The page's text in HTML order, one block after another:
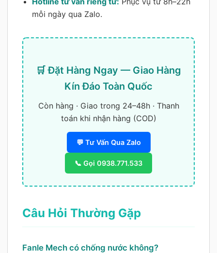
mỗi ngày qua Zalo.
🛒 Đặt Hàng Ngay — Giao Hàng
Kín Đáo Toàn Quốc
Còn hàng · Giao trong 24–48h · Thanh
toán khi nhận hàng (COD)
💬 Tư Vấn Qua Zalo
📞 Gọi 0938.771.533
Câu Hỏi Thường Gặp
Fanle Mech có chống nước không?